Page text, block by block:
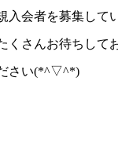
会者を募集して
さんお待ちして
さい(*^▽^*)